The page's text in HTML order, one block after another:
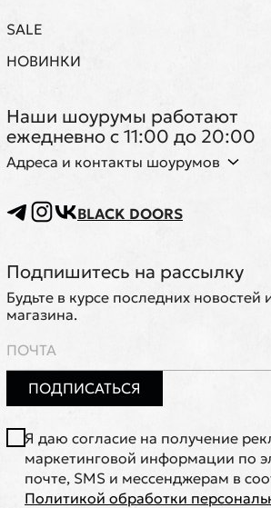
SALE
НОВИНКИ
Наши шоурумы работают
ежедневно с 11:00 до 20:00
Адреса и контакты шоурумов
BLACK DOORS
Подпишитесь на рассылку
Будьте в курсе последних
магазина.
ПОДПИСАТЬСЯ
Я даю согласие на получение
маркетинговой информации по
почте, SMS и мессенджерам в
Политикой обработки